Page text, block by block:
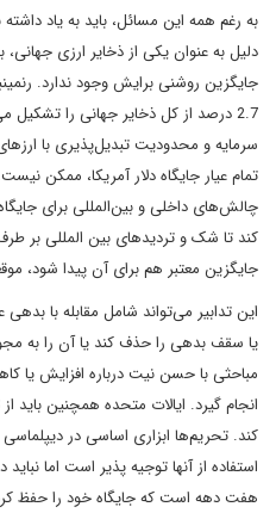
به رغم همه این مسائل، باید به یاد داشته
دلیل به عنوان یکی از ذخایر ارزی
جایگزین روشنی برایش وجود ندارد.
2.7 درصد از کل ذخایر جهانی را
سرمایه و محدودیت تبدیل‌پذیری با
تمام عیار جایگاه دلار آمریکا، ممکن
چالش‌های داخلی و بین‌المللی برای جایگاه
کند تا شک و تردیدهای بین المللی بر
جایگزین معتبر هم برای آن پیدا شود،
این تدابیر می‌تواند شامل مقابله با
یا سقف بدهی را حذف کند یا آن را به
مباحثی با حسن نیت درباره افزایش یا
انجام گیرد. ایالات متحده همچنین باید
کند. تحریم‌ها ابزاری اساسی در
استفاده از آنها توجیه پذیر است اما
هفت دهه است که جایگاه خود را حفظ